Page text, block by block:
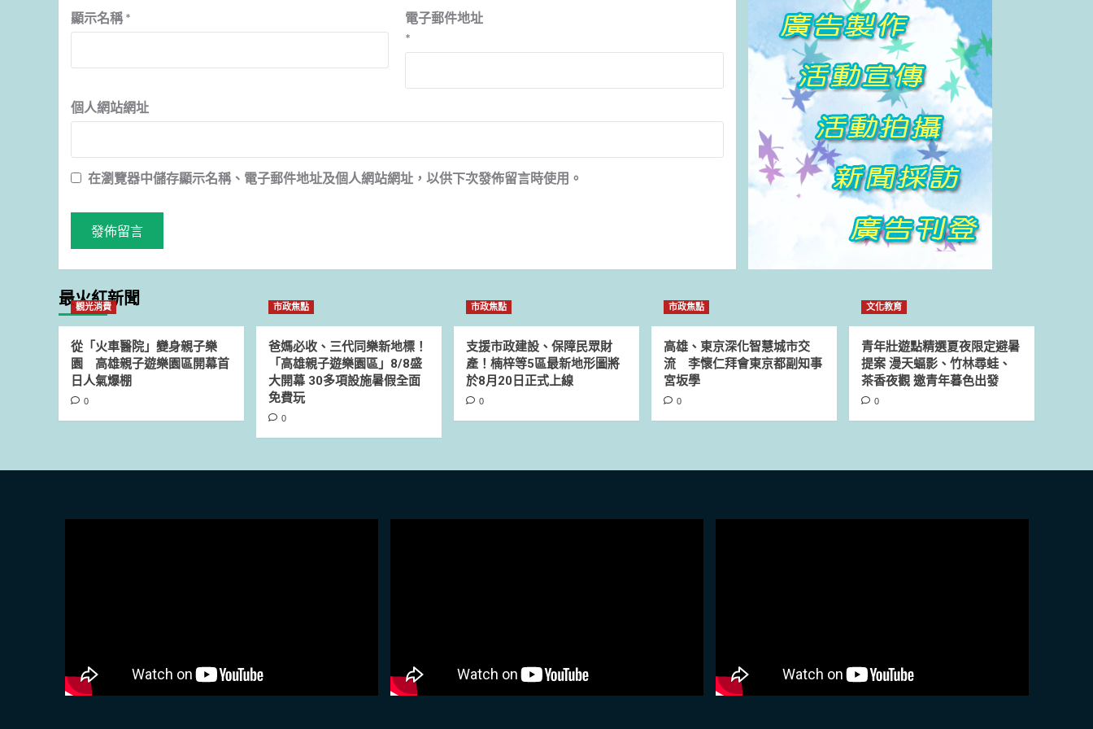
顯示名稱 *
電子郵件地址
*
個人網站網址
在瀏覽器中儲存顯示名稱、電子郵件地址及個人網站網址，以供下次發佈留言時使用。
最火紅新聞
觀光消費
從「火車醫院」變身親子樂
園 高雄親子遊樂園區開幕首
日人氣爆棚
0
市政焦點
爸媽必收、三代同樂新地標！
「高雄親子遊樂園區」8/8盛
大開幕 30多項設施暑假全面
免費玩
0
市政焦點
支援市政建設、保障民眾財
產！楠梓等5區最新地形圖將
於8月20日正式上線
0
市政焦點
高雄、東京深化智慧城市交
流 李懷仁拜會東京都副知事
宮坂學
0
文化教育
青年壯遊點精選夏夜限定避暑
提案 漫天蝠影、竹林尋蛙、
茶香夜觀 邀青年暮色出發
0